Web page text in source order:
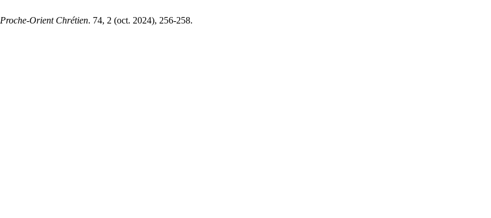
Proche-Orient Chrétien. 74, 2 (oct. 2024), 256-258.